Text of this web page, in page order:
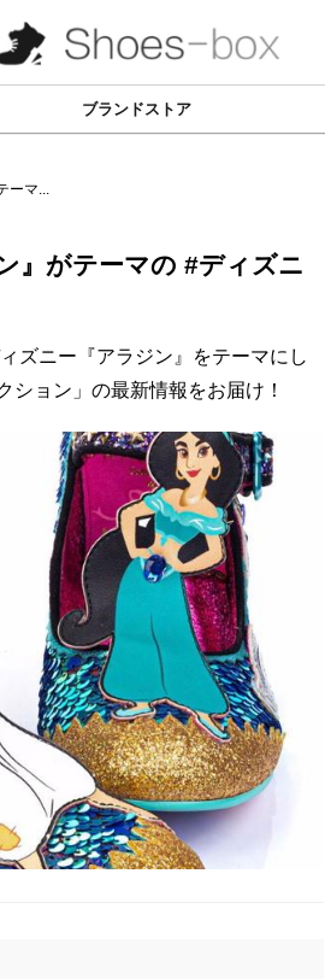
ブランドストア
ーマ...
』がテーマの #ディズニ
ズニー『アラジン』をテーマにし
ション」の最新情報をお届け！